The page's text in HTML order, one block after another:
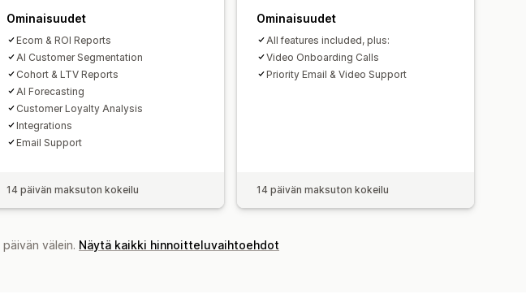
Ominaisuudet
Ecom & ROI Reports
AI Customer Segmentation
Cohort & LTV Reports
AI Forecasting
Customer Loyalty Analysis
Integrations
Email Support
14 päivän maksuton kokeilu
Ominaisuudet
All features included, plus:
Video Onboarding Calls
Priority Email & Video Support
14 päivän maksuton kokeilu
välein. Näytä kaikki hinnoitteluvaihtoehdot